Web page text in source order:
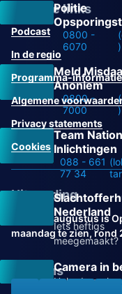
Politie
0800 -
6070
)
Meld
Anoniem
0800 -
7000
)
Team
Inlichtingen
088 - 661
77 34
Nederland
Iets heftigs
meegemaakt?
Camera in
Help de
Overige links
Podcast
In de regio
Programma-informatie
Algemene
Privacy statements
Cookies
Uitzending
Vanaf 31 augustus is
maandag te zien, rond
Volg ons